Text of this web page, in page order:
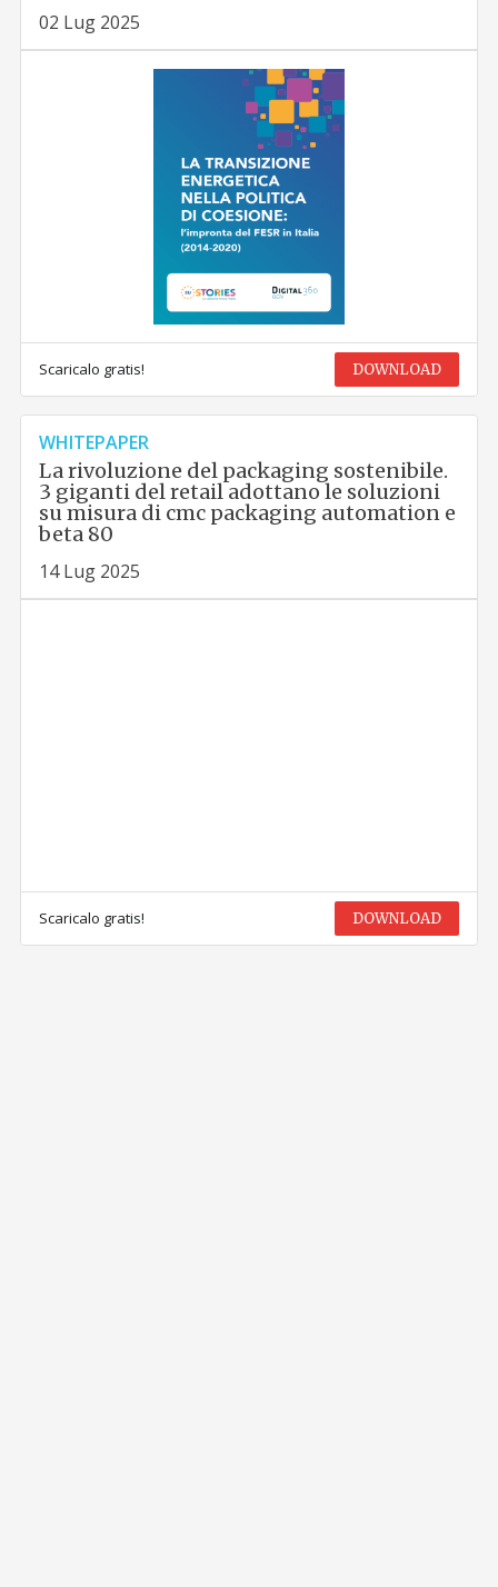
02 Lug 2025
Scaricalo gratis! DOWNLOAD
WHITEPAPER
La rivoluzione del packaging sostenibile.
3 giganti del retail adottano le soluzioni
su misura di cmc packaging automation e
beta 80
14 Lug 2025
Scaricalo gratis! DOWNLOAD